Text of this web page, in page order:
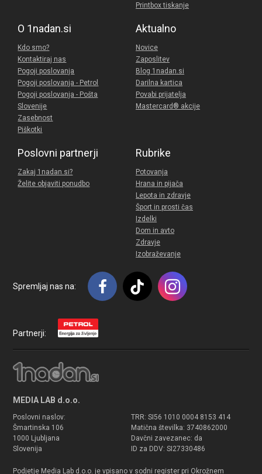
Printbox tiskanje
O 1nadan.si
Kdo smo?
Kontaktiraj nas
Pogoji poslovanja
Pogoji poslovanja - Petrol
Pogoji poslovanja - Pošta
Slovenije
Zasebnost
Piškotki
Aktualno
Novice
Zaposlitev
Blog 1nadan.si
Darilna kartica
Povabi prijatelja
Mastercard® akcije
Poslovni partnerji
Zakaj 1nadan.si?
Želite objaviti ponudbo
Rubrike
Potovanja
Hrana in pijača
Lepota in zdravje
Šport in prosti čas
Izdelki
Dom in avto
Zdravje
Izobraževanje
Spremljaj nas na:
Partnerji:
MEDIA LAB d.o.o.
Poslovni naslov:
Šmartinska 106
1000 Ljubljana
Slovenija
TRR: SI56 1010 0004 8153 414
Matična številka: 3740862000
Davčni zavezanec: da
ID za DDV: SI27330486
Podjetje Media Lab d.o.o. je vpisano v sodni register pri Okrožnem